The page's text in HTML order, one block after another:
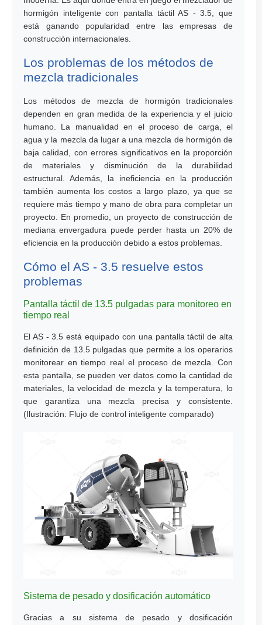
hormigón inteligente con pantalla táctil AS - 3.5, que
está ganando popularidad entre las empresas de
construcción internacionales.
Los problemas de los métodos de
mezcla tradicionales
Los métodos de mezcla de hormigón tradicionales
dependen en gran medida de la experiencia y el juicio
humano. La manualidad en el proceso de carga, el
agua y la mezcla da lugar a una mezcla de hormigón de
baja calidad, con errores significativos en la proporción
de materiales y disminución de la durabilidad
estructural. Además, la ineficiencia en la producción
también aumenta los costos a largo plazo, ya que se
requiere más tiempo y mano de obra para completar un
proyecto. En promedio, un proyecto de construcción de
mediana envergadura puede perder hasta un 20% de
eficiencia en la producción debido a estos problemas.
Cómo el AS - 3.5 resuelve estos
problemas
Pantalla táctil de 13.5 pulgadas para monitoreo en
tiempo real
El AS - 3.5 está equipado con una pantalla táctil de alta
definición de 13.5 pulgadas que permite a los operarios
monitorear en tiempo real el proceso de mezcla. Con
esta pantalla, se pueden ver datos como la cantidad de
materiales, la velocidad de mezcla y la temperatura, lo
que garantiza una mezcla precisa y consistente.
(Ilustración: Flujo de control inteligente comparado)
Sistema de pesado y dosificación automático
Gracias a su sistema de pesado y dosificación